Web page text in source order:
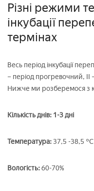
Різні режими
інкубації
термінах
Весь період інкубації
– період прогревочний, II
Нижче ми розберемося з
Кількість днів: 1-3 дні
Температура: 37,5 -38,5 °С
Вологість:60-70%